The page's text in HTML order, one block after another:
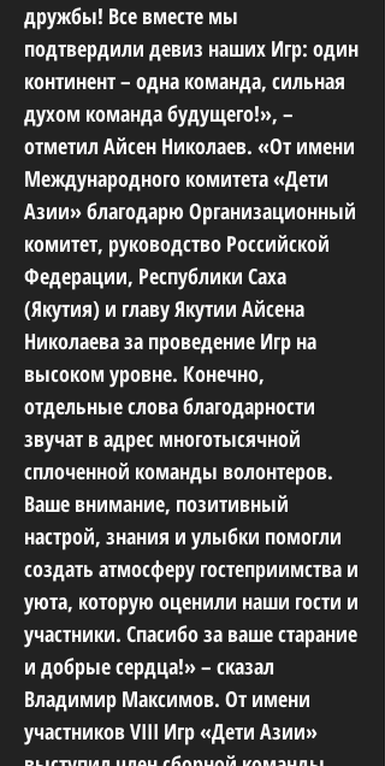
дружбы! Все вместе мы
подтвердили девиз наших Игр: один
континент – одна команда, сильная
духом команда будущего!», –
отметил Айсен Николаев. «От имени
Международного комитета «Дети
Азии» благодарю Организационный
комитет, руководство Российской
Федерации, Республики Саха
(Якутия) и главу Якутии Айсена
Николаева за проведение Игр на
высоком уровне. Конечно,
отдельные слова благодарности
звучат в адрес многотысячной
сплоченной команды волонтеров.
Ваше внимание, позитивный
настрой, знания и улыбки помогли
создать атмосферу гостеприимства и
уюта, которую оценили наши гости и
участники. Спасибо за ваше старание
и добрые сердца!» – сказал
Владимир Максимов. От имени
участников VIII Игр «Дети Азии»